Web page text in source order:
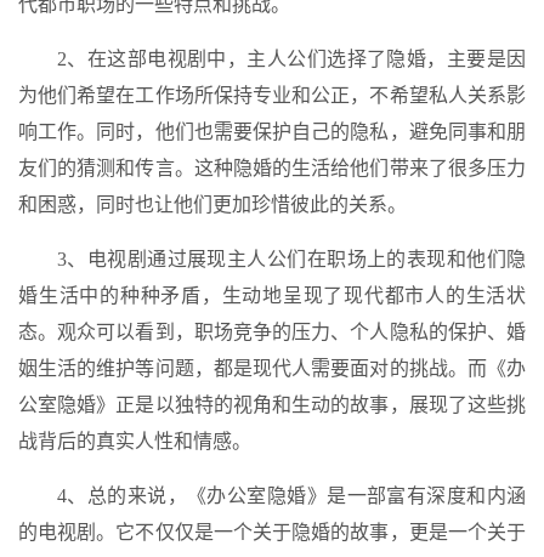
代都市职场的一些特点和挑战。
2、在这部电视剧中，主人公们选择了隐婚，主要是因
为他们希望在工作场所保持专业和公正，不希望私人关系影
响工作。同时，他们也需要保护自己的隐私，避免同事和朋
友们的猜测和传言。这种隐婚的生活给他们带来了很多压力
和困惑，同时也让他们更加珍惜彼此的关系。
3、电视剧通过展现主人公们在职场上的表现和他们隐
婚生活中的种种矛盾，生动地呈现了现代都市人的生活状
态。观众可以看到，职场竞争的压力、个人隐私的保护、婚
姻生活的维护等问题，都是现代人需要面对的挑战。而《办
公室隐婚》正是以独特的视角和生动的故事，展现了这些挑
战背后的真实人性和情感。
4、总的来说，《办公室隐婚》是一部富有深度和内涵
的电视剧。它不仅仅是一个关于隐婚的故事，更是一个关于